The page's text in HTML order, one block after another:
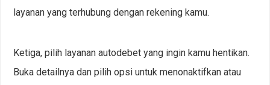
layanan yang terhubung dengan rekening kamu.
Ketiga, pilih layanan autodebet yang ingin kamu hentikan.
Buka detailnya dan pilih opsi untuk menonaktifkan atau